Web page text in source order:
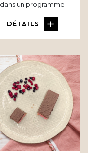
dans un programme
DÉTAILS